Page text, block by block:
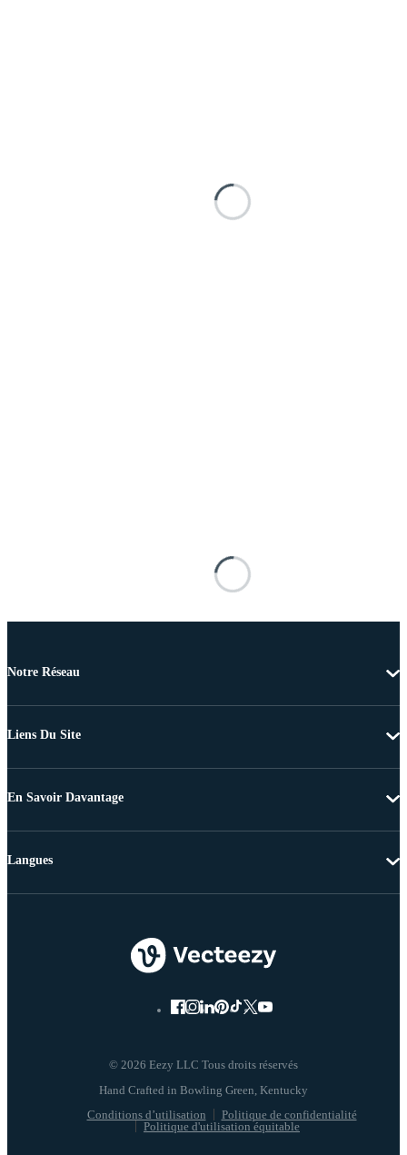
Notre Réseau
Liens Du Site
En Savoir Davantage
© 2026 Eezy LLC Tous droits réservés
Conditions d’utilisation
Politique de confidentialité
Politique d'utilisation équitable
Langues